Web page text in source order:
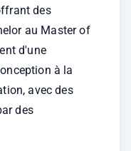
des
au Master of
d'une
à la
avec des
des